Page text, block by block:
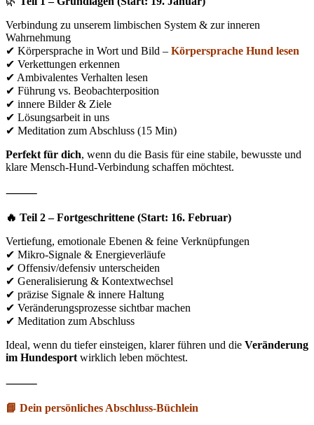
Verbindung zu unserem limbischen System & zur inneren
Wahrnehmung
✔ Körpersprache in Wort und Bild – Körpersprache Hund lesen
✔ Verkettungen erkennen
✔ Ambivalentes Verhalten lesen
✔ Führung vs. Beobachterposition
✔ innere Bilder & Ziele
✔ Lösungsarbeit in uns
✔ Meditation zum Abschluss (15 Min)
Perfekt für dich, wenn du die Basis für eine stabile, bewusste und
klare Mensch-Hund-Verbindung schaffen möchtest.
⸻
🔥 Teil 2 – Fortgeschrittene (Start: 16. Februar)
Vertiefung, emotionale Ebenen & feine Verknüpfungen
✔ Mikro-Signale & Energieverläufe
✔ Offensiv/defensiv unterscheiden
✔ Generalisierung & Kontextwechsel
✔ präzise Signale & innere Haltung
✔ Veränderungsprozesse sichtbar machen
✔ Meditation zum Abschluss
Ideal, wenn du tiefer einsteigen, klarer führen und die Veränderung
im Hundesport wirklich leben möchtest.
⸻
📘 Dein persönliches Abschluss-Büchlein